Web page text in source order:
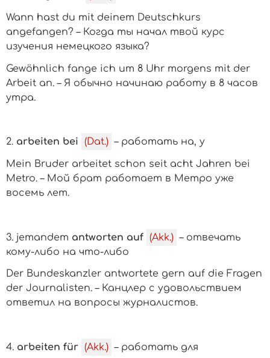
Wann hast du mit deinem Deutschkurs
angefangen? – Когда ты начал твой курс
изучения немецкого языка?
Gewöhnlich fange ich um 8 Uhr morgens mit der
Arbeit an. – Я обычно начинаю работу в 8 часов
утра.
2. arbeiten bei (Dat.) – работать на, у
Mein Bruder arbeitet schon seit acht Jahren bei
Metro.– Мой брат работает в Метро уже
восемь лет.
3. jemandem antworten auf (Akk.) – отвечать
кому-либо на что-либо
Der Bundeskanzler antwortete gern auf die Fragen
der Journalisten. – Канцлер с удовольствием
ответил на вопросы журналистов.
4. arbeiten für (Akk.) – работать для